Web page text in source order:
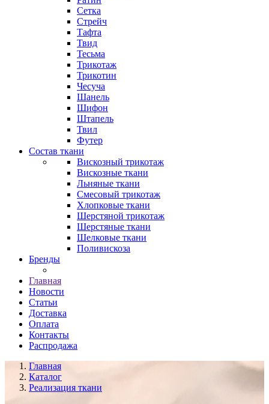
Сетка
Стрейч
Тафта
Твид
Тесьма
Трикотаж
Трикотин
Чесуча
Шанель
Шифон
Штапель
Твил
Футер
Состав ткани
Вискозный трикотаж
Вискозные ткани
Льняные ткани
Смесовый трикотаж
Хлопковые ткани
Шерстяной трикотаж
Шерстяные ткани
Шелковые ткани
Поливискоза
Бренды
Главная
Новости
Статьи
Доставка
Оплата
Контакты
Распродажа
Главная
Каталог
Реализация ткани